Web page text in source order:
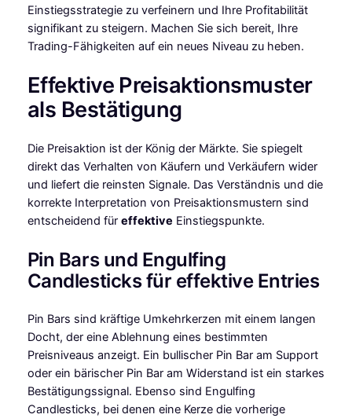
Einstiegsstrategie zu verfeinern und Ihre Profitabilität
signifikant zu steigern. Machen Sie sich bereit, Ihre
Trading-Fähigkeiten auf ein neues Niveau zu heben.
Effektive Preisaktionsmuster
als Bestätigung
Die Preisaktion ist der König der Märkte. Sie spiegelt
direkt das Verhalten von Käufern und Verkäufern wider
und liefert die reinsten Signale. Das Verständnis und die
korrekte Interpretation von Preisaktionsmustern sind
entscheidend für effektive Einstiegspunkte.
Pin Bars und Engulfing
Candlesticks für effektive Entries
Pin Bars sind kräftige Umkehrkerzen mit einem langen
Docht, der eine Ablehnung eines bestimmten
Preisniveaus anzeigt. Ein bullischer Pin Bar am Support
oder ein bärischer Pin Bar am Widerstand ist ein starkes
Bestätigungssignal. Ebenso sind Engulfing
Candlesticks, bei denen eine Kerze die vorherige